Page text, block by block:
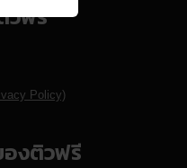
วฟรี
Policy)
งติวฟรี